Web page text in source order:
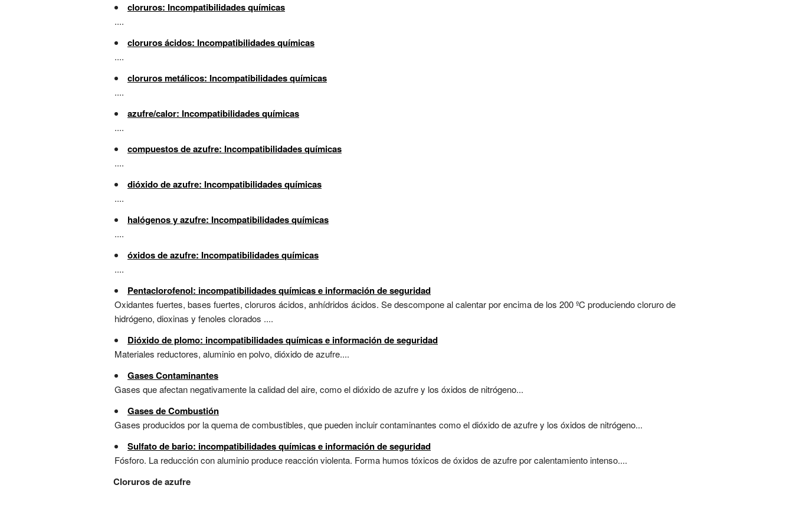
cloruros: Incompatibilidades químicas
....
cloruros ácidos: Incompatibilidades químicas
....
cloruros metálicos: Incompatibilidades químicas
....
azufre/calor: Incompatibilidades químicas
....
compuestos de azufre: Incompatibilidades químicas
....
dióxido de azufre: Incompatibilidades químicas
....
halógenos y azufre: Incompatibilidades químicas
....
óxidos de azufre: Incompatibilidades químicas
....
Pentaclorofenol: incompatibilidades químicas e información de seguridad
Oxidantes fuertes, bases fuertes, cloruros ácidos, anhídridos ácidos. Se descompone al calentar por encima de los 200 ºC produciendo cloruro de
hidrógeno, dioxinas y fenoles clorados ....
Dióxido de plomo: incompatibilidades químicas e información de seguridad
Materiales reductores, aluminio en polvo, dióxido de azufre....
Gases Contaminantes
Gases que afectan negativamente la calidad del aire, como el dióxido de azufre y los óxidos de nitrógeno...
Gases de Combustión
Gases producidos por la quema de combustibles, que pueden incluir contaminantes como el dióxido de azufre y los óxidos de nitrógeno...
Sulfato de bario: incompatibilidades químicas e información de seguridad
Fósforo. La reducción con aluminio produce reacción violenta. Forma humos tóxicos de óxidos de azufre por calentamiento intenso....
Cloruros de azufre